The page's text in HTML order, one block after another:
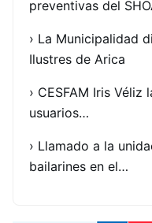
preventivas del
› La Municipalidad
Ilustres de Arica
› CESFAM Iris
usuarios…
› Llamado a la
bailarines en el…